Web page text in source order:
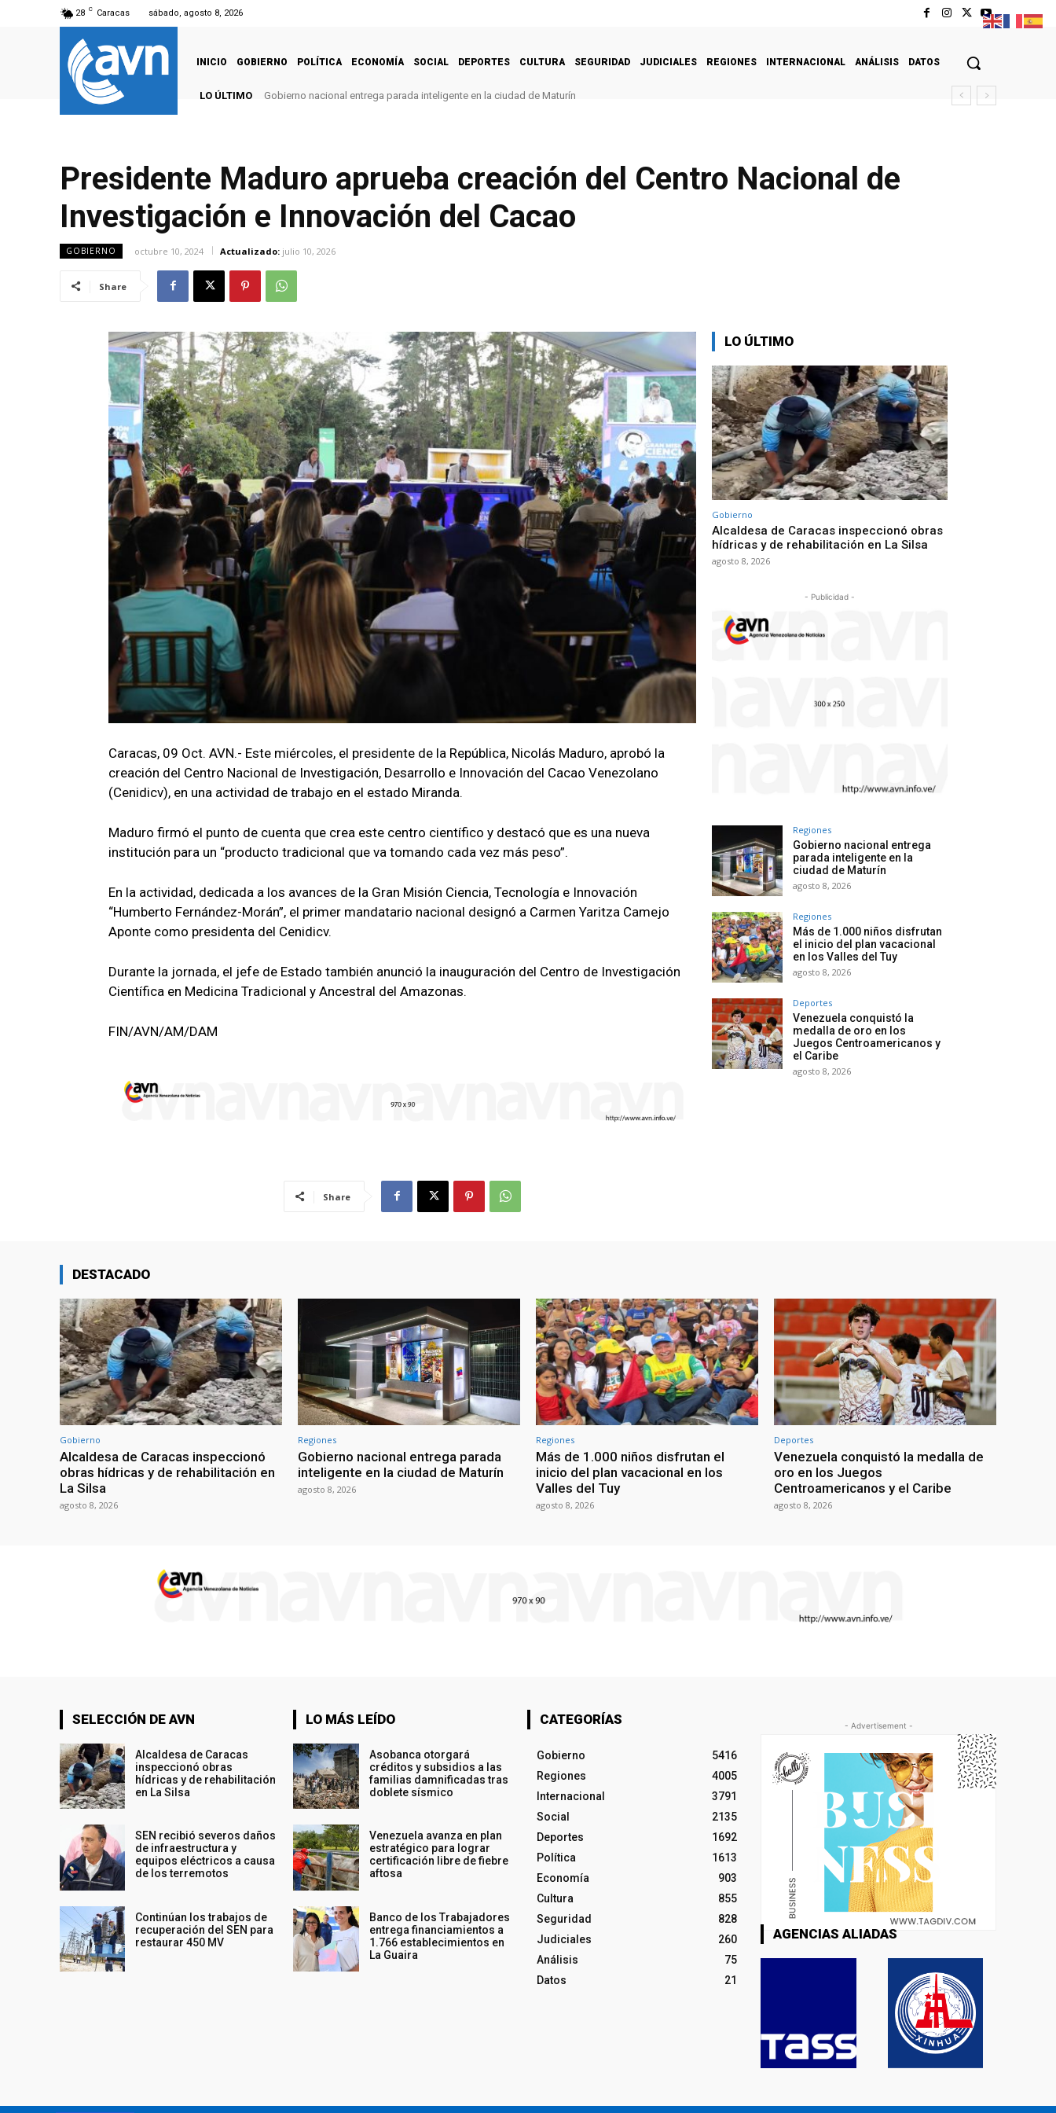
28 C Caracas sábado, agosto 8, 2026
INICIO GOBIERNO POLÍTICA ECONOMÍA SOCIAL DEPORTES CULTURA SEGURIDAD JUDICIALES REGIONES INTERNACIONAL ANÁLISIS DATOS
LO ÚLTIMO Gobierno nacional entrega parada inteligente en la ciudad de Maturín
Presidente Maduro aprueba creación del Centro Nacional de
Investigación e Innovación del Cacao
GOBIERNO octubre 10, 2024 Actualizado: julio 10, 2026
Share
Caracas, 09 Oct. AVN.- Este miércoles, el presidente de la República, Nicolás Maduro, aprobó la
creación del Centro Nacional de Investigación, Desarrollo e Innovación del Cacao Venezolano
(Cenidicv), en una actividad de trabajo en el estado Miranda.
Maduro firmó el punto de cuenta que crea este centro científico y destacó que es una nueva
institución para un “producto tradicional que va tomando cada vez más peso”.
En la actividad, dedicada a los avances de la Gran Misión Ciencia, Tecnología e Innovación
“Humberto Fernández-Morán”, el primer mandatario nacional designó a Carmen Yaritza Camejo
Aponte como presidenta del Cenidicv.
Durante la jornada, el jefe de Estado también anunció la inauguración del Centro de Investigación
Científica en Medicina Tradicional y Ancestral del Amazonas.
FIN/AVN/AM/DAM
Share
LO ÚLTIMO
Gobierno
Alcaldesa de Caracas inspeccionó obras
hídricas y de rehabilitación en La Silsa
agosto 8, 2026
- Publicidad -
Regiones
Gobierno nacional entrega
parada inteligente en la
ciudad de Maturín
agosto 8, 2026
Regiones
Más de 1.000 niños disfrutan
el inicio del plan vacacional
en los Valles del Tuy
agosto 8, 2026
Deportes
Venezuela conquistó la
medalla de oro en los
Juegos Centroamericanos y
el Caribe
agosto 8, 2026
DESTACADO
Gobierno
Alcaldesa de Caracas inspeccionó
obras hídricas y de rehabilitación en
La Silsa
agosto 8, 2026
Regiones
Gobierno nacional entrega parada
inteligente en la ciudad de Maturín
agosto 8, 2026
Regiones
Más de 1.000 niños disfrutan el
inicio del plan vacacional en los
Valles del Tuy
agosto 8, 2026
Deportes
Venezuela conquistó la medalla de
oro en los Juegos
Centroamericanos y el Caribe
agosto 8, 2026
SELECCIÓN DE AVN
Alcaldesa de Caracas
inspeccionó obras
hídricas y de rehabilitación
en La Silsa
SEN recibió severos daños
de infraestructura y
equipos eléctricos a causa
de los terremotos
Continúan los trabajos de
recuperación del SEN para
restaurar 450 MV
LO MÁS LEÍDO
Asobanca otorgará
créditos y subsidios a las
familias damnificadas tras
doblete sísmico
Venezuela avanza en plan
estratégico para lograr
certificación libre de fiebre
aftosa
Banco de los Trabajadores
entrega financiamientos a
1.766 establecimientos en
La Guaira
CATEGORÍAS
Gobierno
5416
Regiones
4005
Internacional
3791
Social
2135
Deportes
1692
Política
1613
Economía
903
Cultura
855
Seguridad
828
Judiciales
260
Análisis
75
Datos
21
- Advertisement -
AGENCIAS ALIADAS